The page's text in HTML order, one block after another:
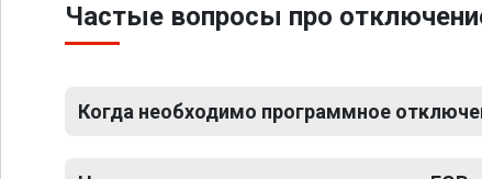
Частые вопросы про
Когда необходимо программное